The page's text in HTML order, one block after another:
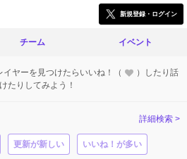
新規登録・ログイン
チーム イベント
ヤーを見つけたらいいね！（
）したり話
たりしてみよう！
更新が新しい いいね！が多い
詳細検索 >